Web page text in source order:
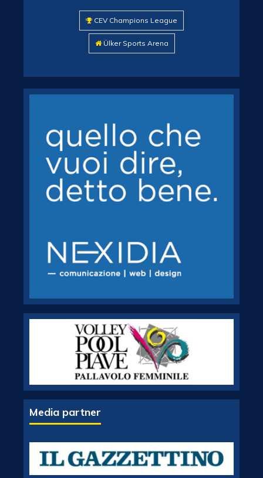
CEV Champions League
Ülker Sports Arena
Media partner